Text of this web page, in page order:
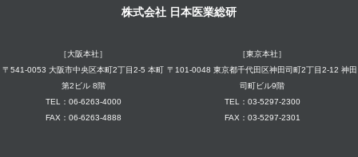
株式会社 日本医業総研
［大阪本社］
〒541-0053 大阪市中央区本町2丁目2-5 本町
第2ビル 8階
TEL：06-6263-4000
FAX：06-6263-4888
［東京本社］
〒101-0048 東京都千代田区神田司町2丁目2-12 神田
司町ビル9階
TEL：03-5297-2300
FAX：03-5297-2301